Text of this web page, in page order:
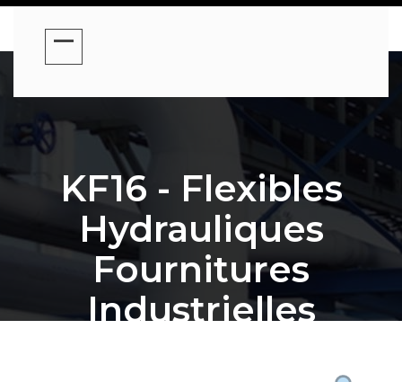
KF16 - Flexibles
Hydrauliques
Fournitures
Industrielles